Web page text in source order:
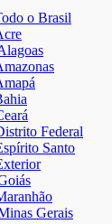
o Brasil
Federal
Santo
Gerais